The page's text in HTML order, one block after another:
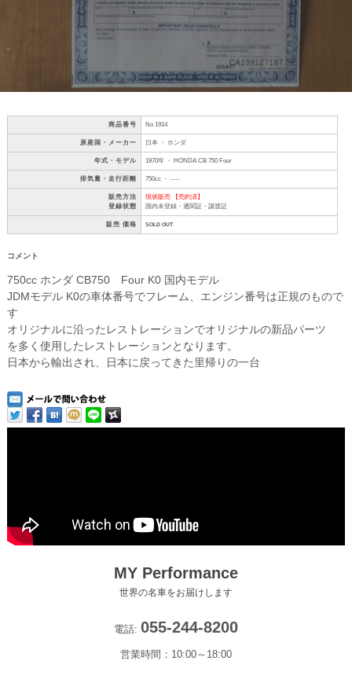
商品番号 No 1914
原産国・メーカー 日本 ・ ホンダ
年式・モデル 1970年 ・ HONDA CB 750 Four
排気量・走行距離 750cc ・ ----
販売方法
登録状態
現状販売 【売約済】
国内未登録・通関証・譲渡証
販売 価格 SOLD OUT
コメント
750cc ホンダ CB750 Four K0 国内モデル
JDMモデル K0の車体番号でフレーム、エンジン番号は正規のもので
す
オリジナルに沿ったレストレーションでオリジナルの新品パーツ
を多く使用したレストレーションとなります。
日本から輸出され、日本に戻ってきた里帰りの一台
MY Performance
世界の名車をお届けします
電話: 055-244-8200
営業時間：10:00～18:00